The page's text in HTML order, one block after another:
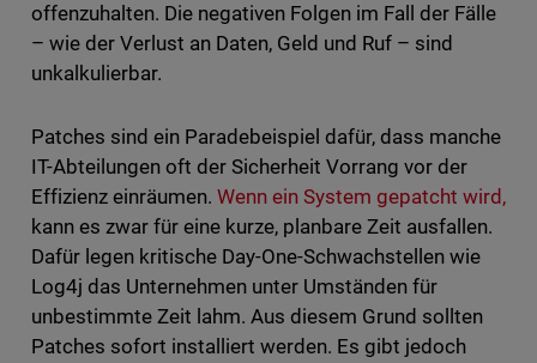
offenzuhalten. Die negativen Folgen im Fall der Fälle
– wie der Verlust an Daten, Geld und Ruf – sind
unkalkulierbar.
Patches sind ein Paradebeispiel dafür, dass manche
IT-Abteilungen oft der Sicherheit Vorrang vor der
Effizienz einräumen. Wenn ein System gepatcht wird,
kann es zwar für eine kurze, planbare Zeit ausfallen.
Dafür legen kritische Day-One-Schwachstellen wie
Log4j das Unternehmen unter Umständen für
unbestimmte Zeit lahm. Aus diesem Grund sollten
Patches sofort installiert werden. Es gibt jedoch